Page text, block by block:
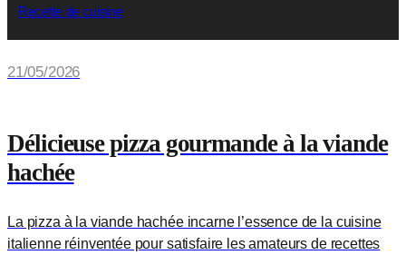
Recette de cuisine
21/05/2026
Délicieuse pizza gourmande à la viande
hachée
La pizza à la viande hachée incarne l’essence de la cuisine
italienne réinventée pour satisfaire les amateurs de recettes